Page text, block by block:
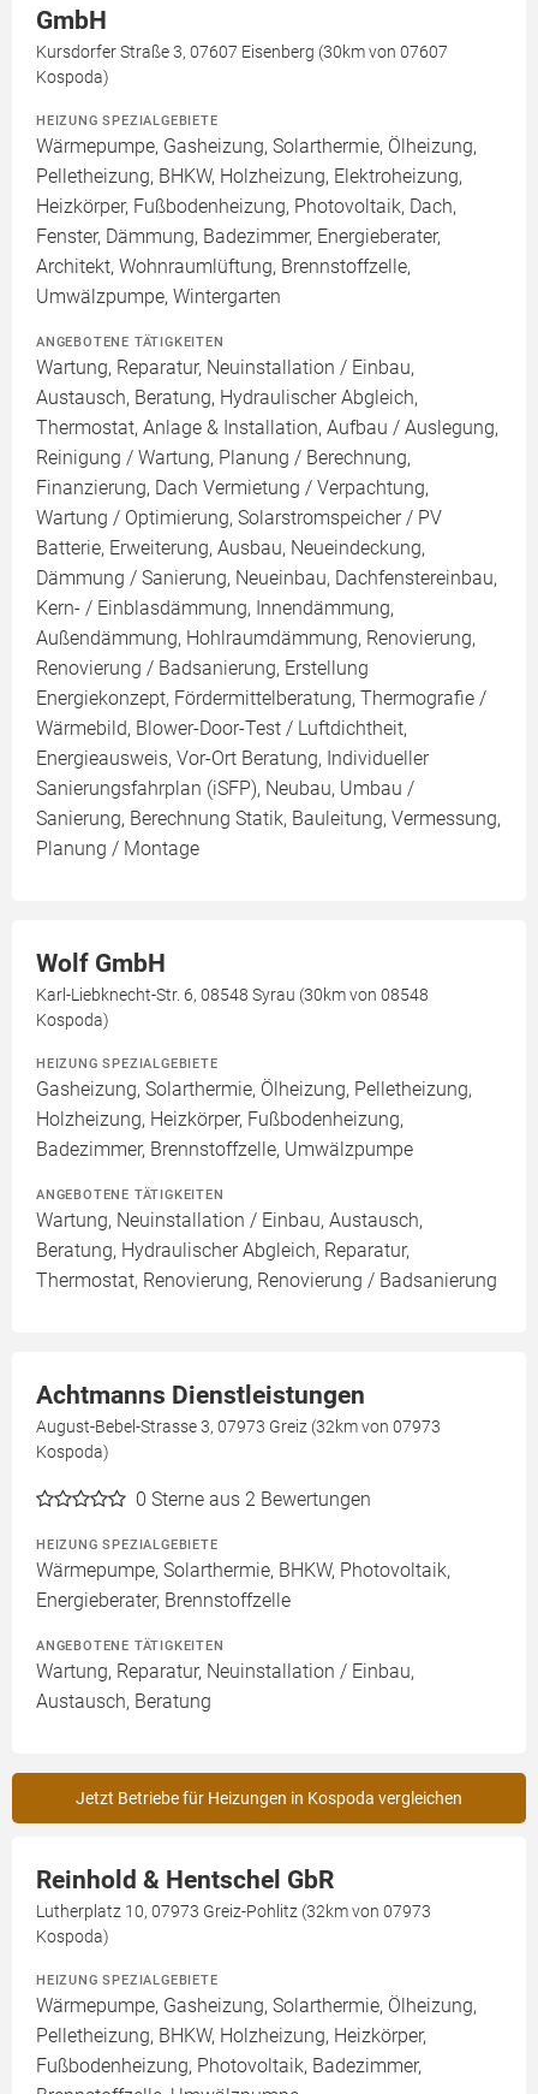
GmbH
Kursdorfer Straße 3, 07607 Eisenberg (30km von 07607
Kospoda)
HEIZUNG SPEZIALGEBIETE
Wärmepumpe, Gasheizung, Solarthermie, Ölheizung,
Pelletheizung, BHKW, Holzheizung, Elektroheizung,
Heizkörper, Fußbodenheizung, Photovoltaik, Dach,
Fenster, Dämmung, Badezimmer, Energieberater,
Architekt, Wohnraumlüftung, Brennstoffzelle,
Umwälzpumpe, Wintergarten
ANGEBOTENE TÄTIGKEITEN
Wartung, Reparatur, Neuinstallation / Einbau,
Austausch, Beratung, Hydraulischer Abgleich,
Thermostat, Anlage & Installation, Aufbau / Auslegung,
Reinigung / Wartung, Planung / Berechnung,
Finanzierung, Dach Vermietung / Verpachtung,
Wartung / Optimierung, Solarstromspeicher / PV
Batterie, Erweiterung, Ausbau, Neueindeckung,
Dämmung / Sanierung, Neueinbau, Dachfenstereinbau,
Kern- / Einblasdämmung, Innendämmung,
Außendämmung, Hohlraumdämmung, Renovierung,
Renovierung / Badsanierung, Erstellung
Energiekonzept, Fördermittelberatung, Thermografie /
Wärmebild, Blower-Door-Test / Luftdichtheit,
Energieausweis, Vor-Ort Beratung, Individueller
Sanierungsfahrplan (iSFP), Neubau, Umbau /
Sanierung, Berechnung Statik, Bauleitung, Vermessung,
Planung / Montage
Wolf GmbH
Karl-Liebknecht-Str. 6, 08548 Syrau (30km von 08548
Kospoda)
HEIZUNG SPEZIALGEBIETE
Gasheizung, Solarthermie, Ölheizung, Pelletheizung,
Holzheizung, Heizkörper, Fußbodenheizung,
Badezimmer, Brennstoffzelle, Umwälzpumpe
ANGEBOTENE TÄTIGKEITEN
Wartung, Neuinstallation / Einbau, Austausch,
Beratung, Hydraulischer Abgleich, Reparatur,
Thermostat, Renovierung, Renovierung / Badsanierung
Achtmanns Dienstleistungen
August-Bebel-Strasse 3, 07973 Greiz (32km von 07973
Kospoda)
0 Sterne aus 2 Bewertungen
HEIZUNG SPEZIALGEBIETE
Wärmepumpe, Solarthermie, BHKW, Photovoltaik,
Energieberater, Brennstoffzelle
ANGEBOTENE TÄTIGKEITEN
Wartung, Reparatur, Neuinstallation / Einbau,
Austausch, Beratung
Jetzt Betriebe für Heizungen in Kospoda vergleichen
Reinhold & Hentschel GbR
Lutherplatz 10, 07973 Greiz-Pohlitz (32km von 07973
Kospoda)
HEIZUNG SPEZIALGEBIETE
Wärmepumpe, Gasheizung, Solarthermie, Ölheizung,
Pelletheizung, BHKW, Holzheizung, Heizkörper,
Fußbodenheizung, Photovoltaik, Badezimmer,